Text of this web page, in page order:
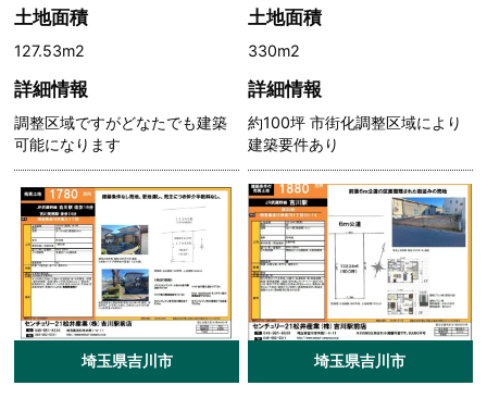
土地面積
127.53m2
詳細情報
調整区域ですがどなたでも建築
可能になります
土地面積
330m2
詳細情報
約100坪 市街化調整区域により
建築要件あり
埼玉県吉川市 埼玉県吉川市